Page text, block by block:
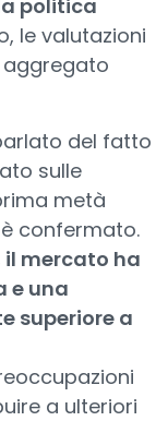
politica
le valutazioni
del fatto
sulle
metà
confermato.
mercato ha
e una
superiore a
a ulteriori